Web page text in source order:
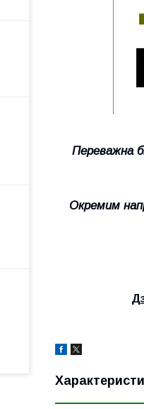
Переважна
Окремим